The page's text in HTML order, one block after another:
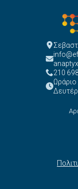
210
Ωράριο